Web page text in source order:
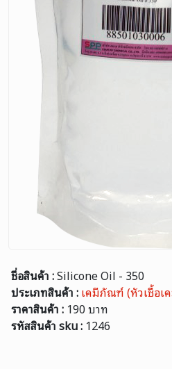
ชื่อสินค้า :Silicone Oil - 350
ประเภทสินค้า :เคมีภัณฑ์ (หัวเชื้อเ
ราคาสินค้า : 190 บาท
รหัสสินค้า sku : 1246